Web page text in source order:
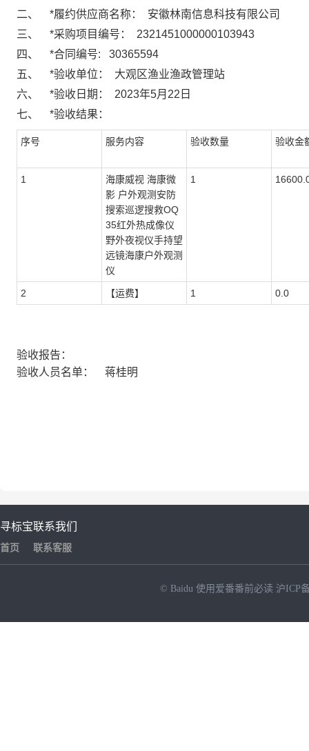
二、 *履约供应商名称： 安徽林南信息科技有限公司
三、 *采购项目编号： 2321451000000103943
四、 *合同编号: 30365594
五、 *验收单位： 大观区渔业渔政管理站
六、 *验收日期： 2023年5月22日
七、 *验收结果：
序号 服务内容 验收数量 验收金
1
海康威视 海康微
影 户外观测安防
搜索巡逻搜救OQ
35红外热成像仪
野外夜视仪手持望
远镜海康户外观测
仪
1
2 【运费】 1 0.0
验收报告：
验收人员名单： 蒋桂明
寻标宝
首页
联系我们
联系客服
© Baidu 使用爱番番前必读 沪ICP